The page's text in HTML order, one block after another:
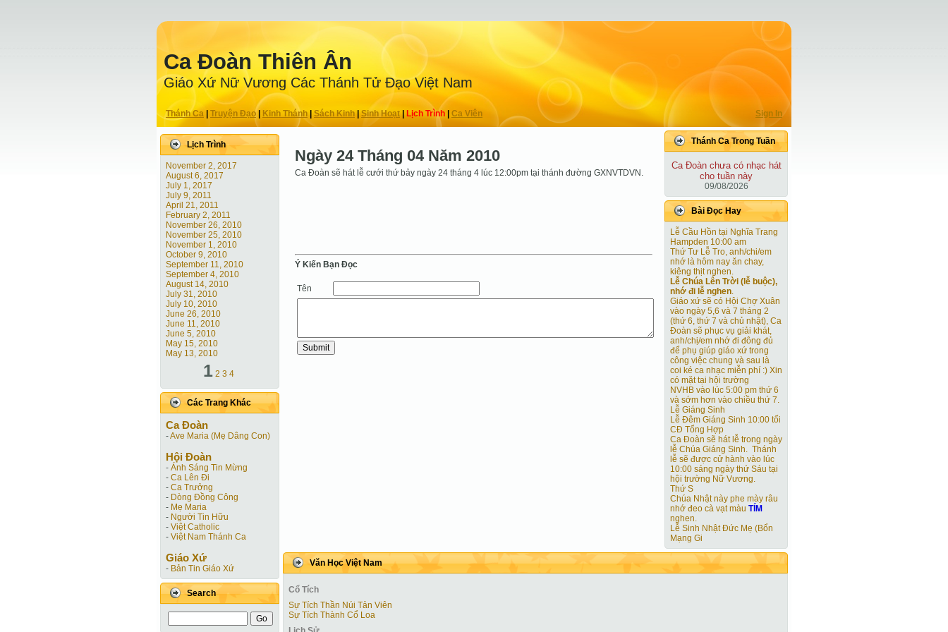
Ca Ðoàn Thiên Ân
Giáo Xứ Nữ Vương Các Thánh Tử Ðạo Việt Nam
Thánh Ca Truyện Ðạo| Kinh Thánh Sách Kinh|Sinh Hoạt| Lịch Trình Ca Viên Sign In
Lịch Trình
November 2, 2017
August 6, 2017
July 1, 2017
July 9, 2011
April 21, 2011
February 2, 2011
November 26, 2010
November 25, 2010
November 1, 2010
October 9, 2010
September 11, 2010
September 4, 2010
August 14, 2010
July 31, 2010
July 10, 2010
June 26, 2010
June 11, 2010
June 5, 2010
May 15, 2010
May 13, 2010
1 2 3 4
Các Trang Khác
Ca Ðoàn
-Ave Maria (Mẹ Dâng Con)
Hội Ðoàn
- Ánh Sáng Tin Mừng
- Ca Lên Đi
- Ca Trưởng
- Dòng Đồng Công
- Mẹ Maria
- Người Tin Hữu
- Việt Catholic
- Việt Nam Thánh Ca
Giáo Xứ
- Bản Tin Giáo Xứ
Search
Ngày 24 Tháng 04 Năm 2010
Ca Đoàn sẽ hát lễ cưới thứ bảy ngày 24 tháng 4 lúc 12:00pm tại thánh đường GXNVTDVN.
Ý Kiến Bạn Ðọc
Tên
Thánh Ca Trong Tuần
Ca Ðoàn chưa có nhạc hát
cho tuần này
09/08/2026
Bài Ðọc Hay
Lễ Cầu Hồn tại Nghĩa Trang
Hampden 10:00 am
Thứ Tư Lễ Tro, anh/chi/em
nhớ là hôm nay ăn chay,
kiêng thịt nghen.
Lễ Chúa Lên Trời (lễ buộc),
nhớ đi lễ nghen.
Giáo xứ sẽ có Hội Chợ Xuân
vào ngày 5,6 và 7 tháng 2
(thứ 6, thứ 7 và chủ nhật), Ca
Đoàn sẽ phục vụ giải khát,
anh/chị/em nhớ đi đông đủ
để phụ giúp giáo xứ trong
công việc chung và sau là
coi ké ca nhạc miễn phí :) Xin
có mặt tại hội trường
NVHB vào lúc 5:00 pm thứ 6
và sớm hơn vào chiều thứ 7.
Lễ Giáng Sinh
Lễ Đêm Giáng Sinh 10:00 tối
CĐ Tổng Hợp
Ca Đoàn sẽ hát lễ trong ngày
lễ Chúa Giáng Sinh. Thánh
lễ sẽ được cử hành vào lúc
10:00 sáng ngày thứ Sáu tại
hội trường Nữ Vương.
Thứ S
Chúa Nhật này phe mày râu
nhớ đeo cà vạt màu TÍM
nghen.
Lễ Sinh Nhật Đức Mẹ (Bổn
Mạng Gi
Văn Học Việt Nam
Cổ Tích
Sự Tích Thần Núi Tản Viên
Sự Tích Thành Cổ Loa